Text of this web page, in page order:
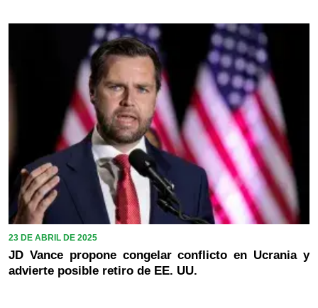
23 DE ABRIL DE 2025
JD Vance propone congelar conflicto en Ucrania y
advierte posible retiro de EE. UU.